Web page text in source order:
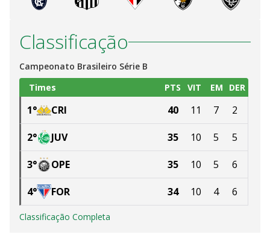
Classificação
Campeonato Brasileiro Série B
Times
PTS VIT EM DER
1° CRI 40 11 7 2
2° JUV 35 10 5 5
3° OPE 35 10 5 6
4° FOR 34 10 4 6
Classificação Completa